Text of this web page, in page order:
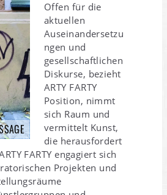
Offen für die
aktuellen
Auseinandersetzu
ngen und
gesellschaftlichen
Diskurse, bezieht
ARTY FARTY
Position, nimmt
sich Raum und
vermittelt Kunst,
die herausfordert
FARTY engagiert sich
Projekten und